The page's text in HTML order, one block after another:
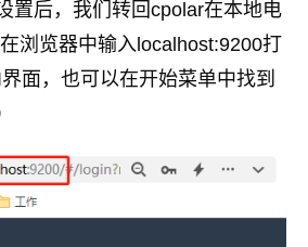
置后，我们转回cpolar在本地电
浏览器中输入localhost:9200打
面，也可以在开始菜单中找到